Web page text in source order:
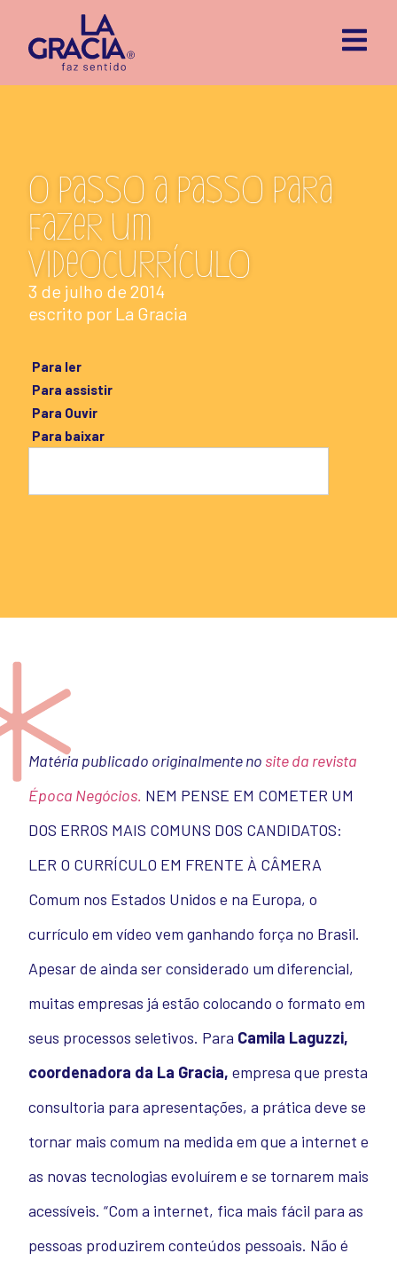
O passo a passo para
fazer um
videocurrículo
3 de julho de 2014
escrito por La Gracia
Para ler
Para assistir
Para Ouvir
Para baixar
Matéria publicado originalmente no site da revista
Época Negócios. NEM PENSE EM COMETER UM
DOS ERROS MAIS COMUNS DOS CANDIDATOS:
LER O CURRÍCULO EM FRENTE À CÂMERA
Comum nos Estados Unidos e na Europa, o
currículo em vídeo vem ganhando força no Brasil.
Apesar de ainda ser considerado um diferencial,
muitas empresas já estão colocando o formato em
seus processos seletivos. Para Camila Laguzzi,
coordenadora da La Gracia, empresa que presta
consultoria para apresentações, a prática deve se
tornar mais comum na medida em que a internet e
as novas tecnologias evoluírem e se tornarem mais
acessíveis. “Com a internet, fica mais fácil para as
pessoas produzirem conteúdos pessoais. Não é